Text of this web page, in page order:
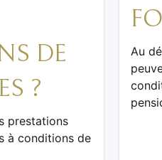
DE
?
prestations
à conditions de
Au